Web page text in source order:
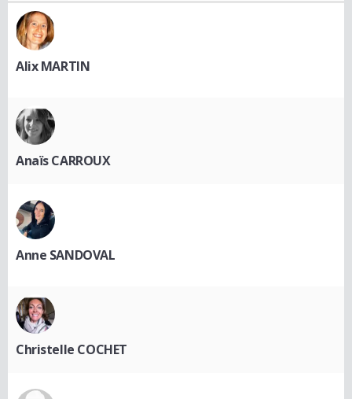
Alix MARTIN
Anaïs CARROUX
Anne SANDOVAL
Christelle COCHET